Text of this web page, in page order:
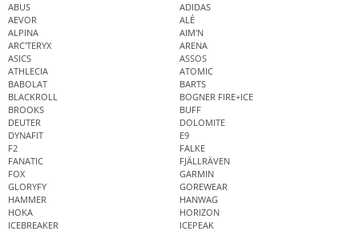
ABUS
ADIDAS
AEVOR
ALÉ
ALPINA
AIM'N
ARC'TERYX
ARENA
ASICS
ASSOS
ATHLECIA
ATOMIC
BABOLAT
BARTS
BLACKROLL
BOGNER FIRE+ICE
BROOKS
BUFF
DEUTER
DOLOMITE
DYNAFIT
E9
F2
FALKE
FANATIC
FJÄLLRÄVEN
FOX
GARMIN
GLORYFY
GOREWEAR
HAMMER
HANWAG
HOKA
HORIZON
ICEBREAKER
ICEPEAK